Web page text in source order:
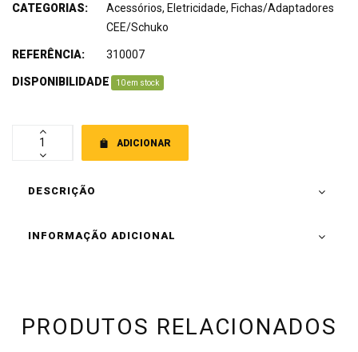
ADICIONAR
CATEGORIAS: Acessórios, Eletricidade, Fichas/Adaptadores
CEE/Schuko
REFERÊNCIA: 310007
DISPONIBILIDADE: 10 em stock
DESCRIÇÃO
INFORMAÇÃO ADICIONAL
PRODUTOS RELACIONADOS